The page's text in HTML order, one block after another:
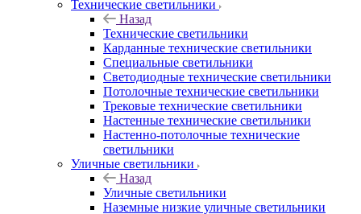
Технические светильники
Назад
Технические светильники
Карданные технические светильники
Специальные светильники
Светодиодные технические светильники
Потолочные технические светильники
Трековые технические светильники
Настенные технические светильники
Настенно-потолочные технические
светильники
Уличные светильники
Назад
Уличные светильники
Наземные низкие уличные светильники